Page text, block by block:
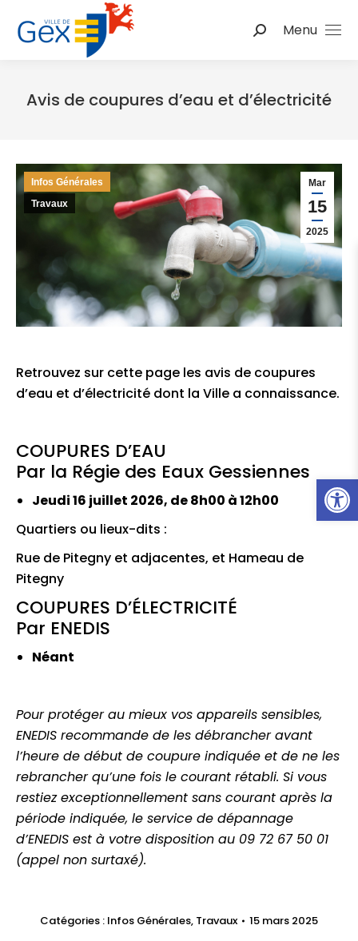
Ouvrir
Menu
Recherche
Avis de coupures d’eau et d’électricité
Mar
15
2025
Infos Générales
Travaux
Retrouvez sur cette page les avis de coupures
d’eau et d’électricité dont la Ville a connaissance.
COUPURES D’EAU
Par la Régie des Eaux Gessiennes
Jeudi 16 juillet 2026, de 8h00 à 12h00
Quartiers ou lieux-dits :
Rue de Pitegny et adjacentes, et Hameau de
Pitegny
COUPURES D’ÉLECTRICITÉ
Par ENEDIS
Néant
Pour protéger au mieux vos appareils sensibles,
ENEDIS recommande de les débrancher avant
l’heure de début de coupure indiquée et de ne les
rebrancher qu’une fois le courant rétabli. Si vous
restiez exceptionnellement sans courant après la
période indiquée, le service de dépannage
d’ENEDIS est à votre disposition au 09 72 67 50 01
(appel non surtaxé).
Catégories : Infos Générales, Travaux 15 mars 2025